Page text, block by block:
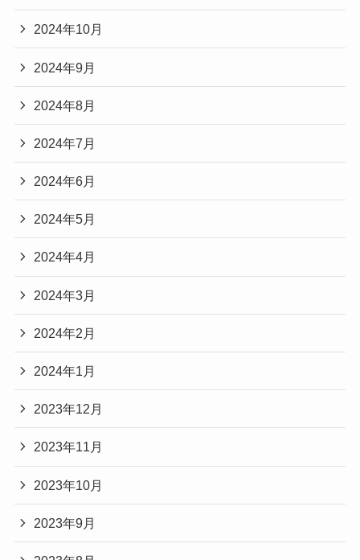
2024年10月
2024年9月
2024年8月
2024年7月
2024年6月
2024年5月
2024年4月
2024年3月
2024年2月
2024年1月
2023年12月
2023年11月
2023年10月
2023年9月